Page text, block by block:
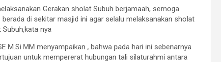
Gerakan sholat Subuh berjamaah, semoga
di sekitar masjid ini agar selalu melaksanakan sholat
nya
M.Si MM menyampaikan , bahwa pada hari ini sebenarnya
untuk mempererat hubungan tali silaturahmi antara